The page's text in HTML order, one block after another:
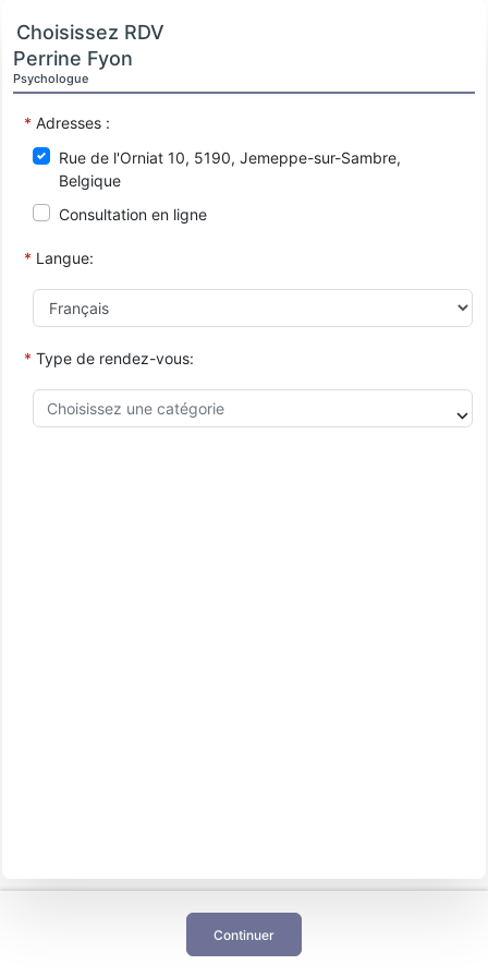
Choisissez RDV
Perrine Fyon
Psychologue
* Adresses :
Rue de l'Orniat 10, 5190, Jemeppe-sur-Sambre,
Belgique
Consultation en ligne
* Langue:
* Type de rendez-vous:
Continuer